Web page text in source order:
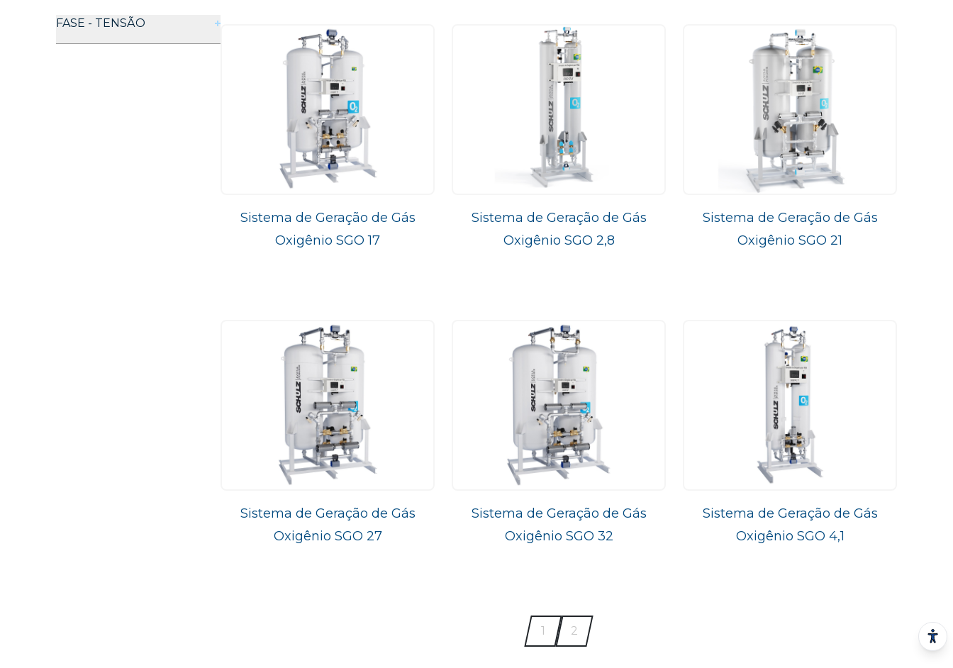
FASE - TENSÃO
Sistema de Geração de Gás
Oxigênio SGO 17
Sistema de Geração de Gás
Oxigênio SGO 2,8
Sistema de Geração de Gás
Oxigênio SGO 21
Sistema de Geração de Gás
Oxigênio SGO 27
Sistema de Geração de Gás
Oxigênio SGO 32
Sistema de Geração de Gás
Oxigênio SGO 4,1
1 2